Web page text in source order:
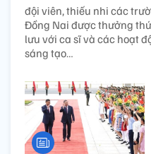
đội viên, thiếu nhi các
Đồng Nai được thưởng
lưu với ca sĩ và các hoạt
sáng tạo…